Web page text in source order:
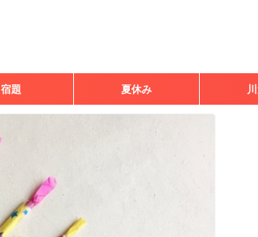
宿題 夏休み